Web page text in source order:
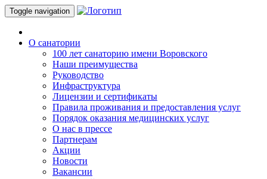
Toggle navigation
О санатории
100 лет санаторию имени Воровского
Наши преимущества
Руководство
Инфраструктура
Лицензии и сертификаты
Правила проживания и предоставления услуг
Порядок оказания медицинских услуг
О нас в прессе
Партнерам
Акции
Новости
Вакансии